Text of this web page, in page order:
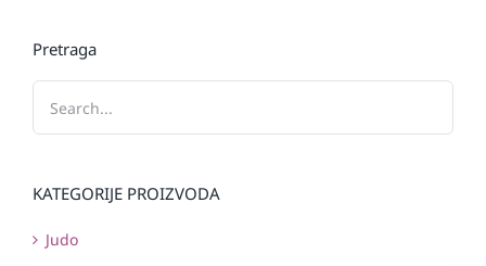
Pretraga
KATEGORIJE PROIZVODA
Judo